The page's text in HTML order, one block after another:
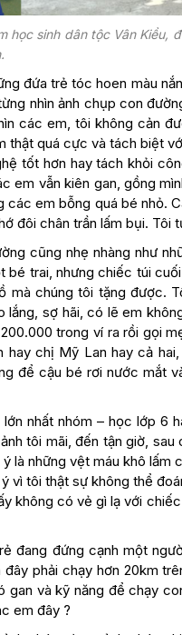
học sinh dân tộc Vân
đứa trẻ tóc hoen màu
nhìn ảnh chụp con
các em, tôi không cản
quá cực và tách biệt
tốt hơn hay tách khỏi
em vẫn kiên gan, gồng
em bỗng quá bé nhỏ.
đôi chân trần lấm bụi. Tôi
cũng nhẹ nhàng như
bé trai, nhưng chiếc túi
chúng tôi tặng được.
sợ hãi, có lẽ em
trong ví ra rồi gọi
chị Mỹ Lan hay cả
để cậu bé rơi nước mắt
nhất nhóm – học lớp 6
tôi mãi, đến tận giờ,
là những vệt máu khô
vì tôi thật sự không thể
không có vẻ gì lạ với
đang đứng cạnh một
phải chạy hơn 20km
và kỹ năng để chạy
em đây ?